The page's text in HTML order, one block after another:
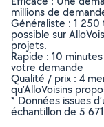
millions de
Généraliste : 1
possible sur
projets.
Rapide : 10
votre demande
Qualité / prix : 4
qu’AlloVoisins
* Données issues
échantillon de 5